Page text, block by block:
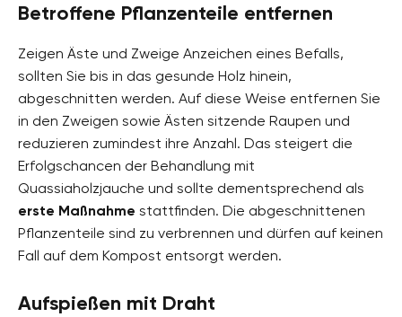
Betroffene Pflanzenteile entfernen
Zeigen Äste und Zweige Anzeichen eines Befalls,
sollten Sie bis in das gesunde Holz hinein,
abgeschnitten werden. Auf diese Weise entfernen Sie
in den Zweigen sowie Ästen sitzende Raupen und
reduzieren zumindest ihre Anzahl. Das steigert die
Erfolgschancen der Behandlung mit
Quassiaholzjauche und sollte dementsprechend als
erste Maßnahme stattfinden. Die abgeschnittenen
Pflanzenteile sind zu verbrennen und dürfen auf keinen
Fall auf dem Kompost entsorgt werden.
Aufspießen mit Draht